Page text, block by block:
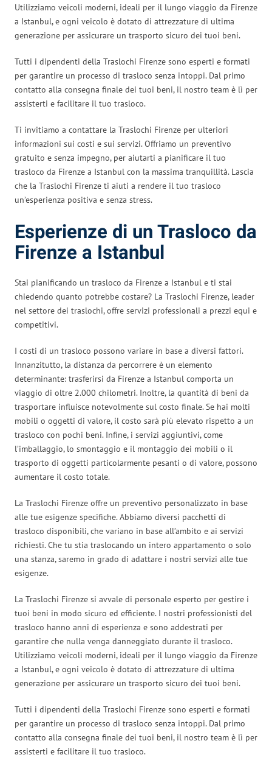
Utilizziamo veicoli moderni, ideali per il lungo viaggio da Firenze
a Istanbul, e ogni veicolo è dotato di attrezzature di ultima
generazione per assicurare un trasporto sicuro dei tuoi beni.
Tutti i dipendenti della Traslochi Firenze sono esperti e formati
per garantire un processo di trasloco senza intoppi. Dal primo
contatto alla consegna finale dei tuoi beni, il nostro team è lì per
assisterti e facilitare il tuo trasloco.
Ti invitiamo a contattare la Traslochi Firenze per ulteriori
informazioni sui costi e sui servizi. Offriamo un preventivo
gratuito e senza impegno, per aiutarti a pianificare il tuo
trasloco da Firenze a Istanbul con la massima tranquillità. Lascia
che la Traslochi Firenze ti aiuti a rendere il tuo trasloco
un’esperienza positiva e senza stress.
Esperienze di un Trasloco da
Firenze a Istanbul
Stai pianificando un trasloco da Firenze a Istanbul e ti stai
chiedendo quanto potrebbe costare? La Traslochi Firenze, leader
nel settore dei traslochi, offre servizi professionali a prezzi equi e
competitivi.
I costi di un trasloco possono variare in base a diversi fattori.
Innanzitutto, la distanza da percorrere è un elemento
determinante: trasferirsi da Firenze a Istanbul comporta un
viaggio di oltre 2.000 chilometri. Inoltre, la quantità di beni da
trasportare influisce notevolmente sul costo finale. Se hai molti
mobili o oggetti di valore, il costo sarà più elevato rispetto a un
trasloco con pochi beni. Infine, i servizi aggiuntivi, come
l’imballaggio, lo smontaggio e il montaggio dei mobili o il
trasporto di oggetti particolarmente pesanti o di valore, possono
aumentare il costo totale.
La Traslochi Firenze offre un preventivo personalizzato in base
alle tue esigenze specifiche. Abbiamo diversi pacchetti di
trasloco disponibili, che variano in base all’ambito e ai servizi
richiesti. Che tu stia traslocando un intero appartamento o solo
una stanza, saremo in grado di adattare i nostri servizi alle tue
esigenze.
La Traslochi Firenze si avvale di personale esperto per gestire i
tuoi beni in modo sicuro ed efficiente. I nostri professionisti del
trasloco hanno anni di esperienza e sono addestrati per
garantire che nulla venga danneggiato durante il trasloco.
Utilizziamo veicoli moderni, ideali per il lungo viaggio da Firenze
a Istanbul, e ogni veicolo è dotato di attrezzature di ultima
generazione per assicurare un trasporto sicuro dei tuoi beni.
Tutti i dipendenti della Traslochi Firenze sono esperti e formati
per garantire un processo di trasloco senza intoppi. Dal primo
contatto alla consegna finale dei tuoi beni, il nostro team è lì per
assisterti e facilitare il tuo trasloco.